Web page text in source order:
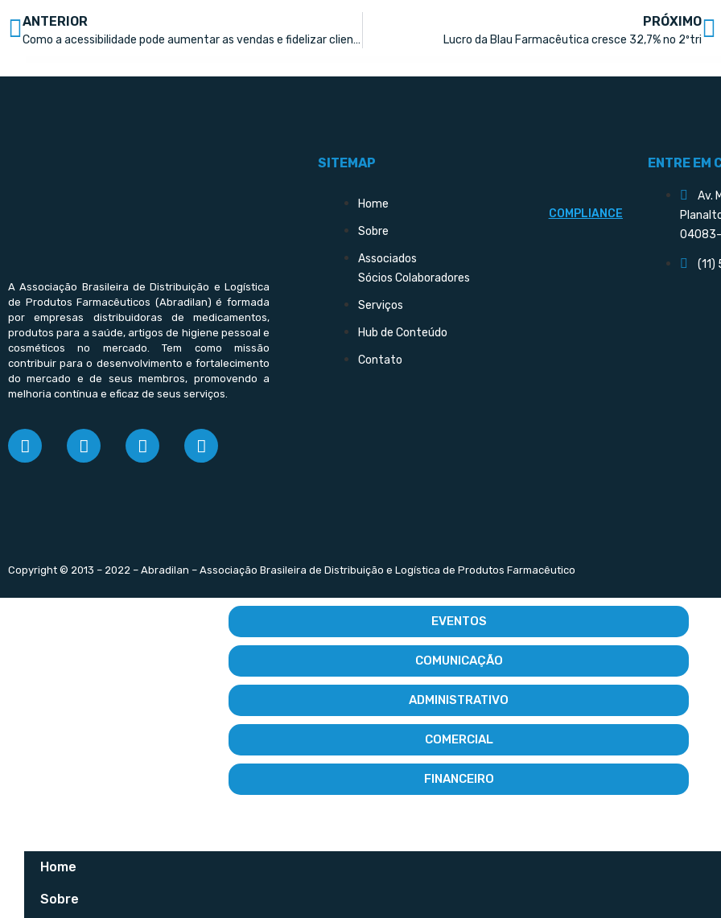
ANTERIOR
Como a acessibilidade pode aumentar as vendas e fidelizar clientes
PRÓXIMO
Lucro da Blau Farmacêutica cresce 32,7% no 2ºtri
A Associação Brasileira de Distribuição e Logística
de Produtos Farmacêuticos (Abradilan) é formada
por empresas distribuidoras de medicamentos,
produtos para a saúde, artigos de higiene pessoal e
cosméticos no mercado. Tem como missão
contribuir para o desenvolvimento e fortalecimento
do mercado e de seus membros, promovendo a
melhoria contínua e eficaz de seus serviços.
SITEMAP
Home
Sobre
Associados
Sócios Colaboradores
Serviços
Hub de Conteúdo
Contato
COMPLIANCE
ENTRE EM
Av.
Copyright © 2013 – 2022 – Abradilan – Associação Brasileira de Distribuição e Logística de Produtos Farmacêutico
EVENTOS
COMUNICAÇÃO
ADMINISTRATIVO
COMERCIAL
FINANCEIRO
Home
Sobre